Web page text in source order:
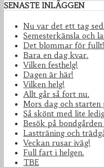
SENASTE INLÄGGEN
Nu var det ett tag
Semesterkänsla och
Det blommar för fullt!
Bara en dag kvar.
Vilken festhelg!
Dagen är här!
Vilken helg!
Allt går så fort nu.
Mors dag och starten
Så skönt med lite
Besök på
Lastträning och
Veckan rusar iväg!
Full fart i helgen.
TBE